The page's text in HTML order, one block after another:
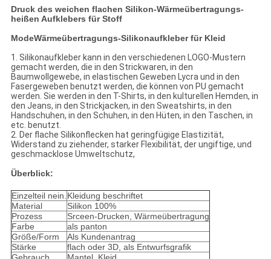
Druck des weichen flachen Silikon-Wärmeübertragungs-
heißen Aufklebers für Stoff
ModeWärmeübertragungs-Silikonaufkleber für Kleid
1. Silikonaufkleber kann in den verschiedenen LOGO-Mustern
gemacht werden, die in den Strickwaren, in den
Baumwollgewebe, in elastischen Geweben Lycra und in den
Fasergeweben benutzt werden, die können von PU gemacht
werden. Sie werden in den T-Shirts, in den kulturellen Hemden, in
den Jeans, in den Strickjacken, in den Sweatshirts, in den
Handschuhen, in den Schuhen, in den Hüten, in den Taschen, in
etc. benutzt.
2. Der flache Silikonflecken hat geringfügige Elastizität,
Widerstand zu ziehender, starker Flexibilität, der ungiftige, und
geschmacklose Umweltschutz,
Überblick:
Einzelteil nein.Kleidung beschriftet
Material
Silikon 100%
Prozess
Srceen-Drucken, Wärmeübertragung
Farbe
als panton
Größe/Form
Als Kundenantrag
Stärke
flach oder 3D, als Entwurfsgrafik